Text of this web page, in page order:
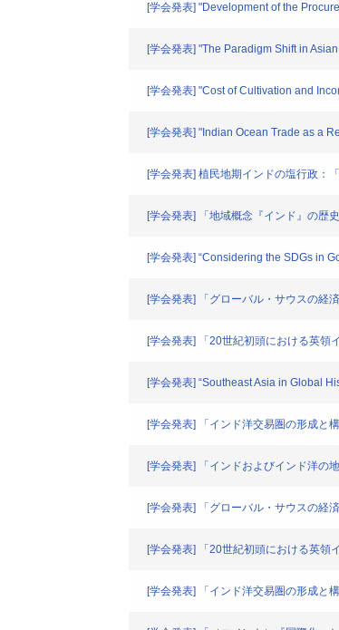
[学会発表] "Development of the
[学会発表] "The Paradigm Shift in
[学会発表] "Cost of Cultivation and
[学会発表] "Indian Ocean Trade as a
[学会発表] 植民地期インドの塩行政：
[学会発表] 「地域概念『インド』の歴
[学会発表] “Considering the SDGs in
[学会発表] 「グローバル・サウスの経
[学会発表] 「20世紀初頭における英領
[学会発表] “Southeast Asia in Global
[学会発表] 「インド洋交易圏の形成と
[学会発表] 「インドおよびインド洋の
[学会発表] 「グローバル・サウスの経
[学会発表] 「20世紀初頭における英領
[学会発表] 「インド洋交易圏の形成と